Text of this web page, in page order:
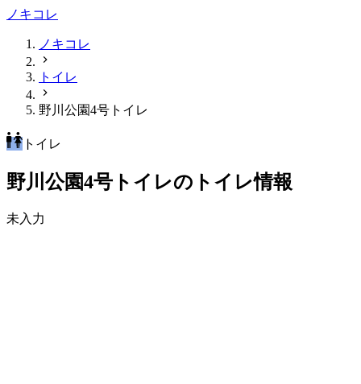
ノキコレ
ノキコレ
トイレ
野川公園4号トイレ
トイレ
野川公園4号トイレのトイレ情報
未入力